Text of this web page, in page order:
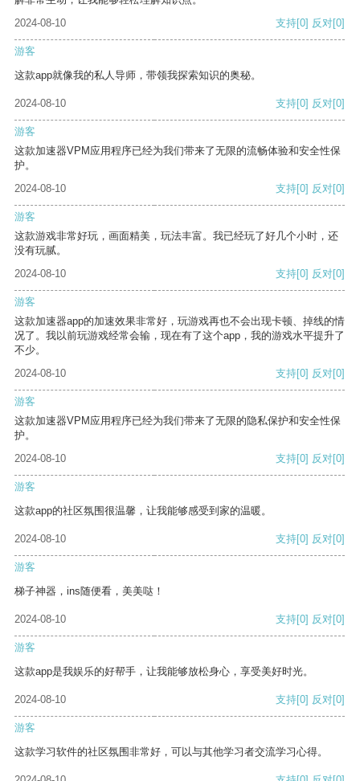
2024-08-10
支持[0] 反对[0]
游客
这款app就像我的私人导师，带领我探索知识的奥秘。
2024-08-10 支持[0] 反对[0]
游客
这款加速器VPM应用程序已经为我们带来了无限的流畅体验和安全性保
护。
2024-08-10
支持[0] 反对[0]
游客
这款游戏非常好玩，画面精美，玩法丰富。我已经玩了好几个小时，还
没有玩腻。
2024-08-10
支持[0] 反对[0]
游客
这款加速器app的加速效果非常好，玩游戏再也不会出现卡顿、掉线的情
况了。我以前玩游戏经常会输，现在有了这个app，我的游戏水平提升了
不少。
2024-08-10
支持[0] 反对[0]
游客
这款加速器VPM应用程序已经为我们带来了无限的隐私保护和安全性保
护。
2024-08-10
支持[0] 反对[0]
游客
这款app的社区氛围很温馨，让我能够感受到家的温暖。
2024-08-10 支持[0] 反对[0]
游客
梯子神器，ins随便看，美美哒！
2024-08-10 支持[0] 反对[0]
游客
这款app是我娱乐的好帮手，让我能够放松身心，享受美好时光。
2024-08-10 支持[0] 反对[0]
游客
这款学习软件的社区氛围非常好，可以与其他学习者交流学习心得。